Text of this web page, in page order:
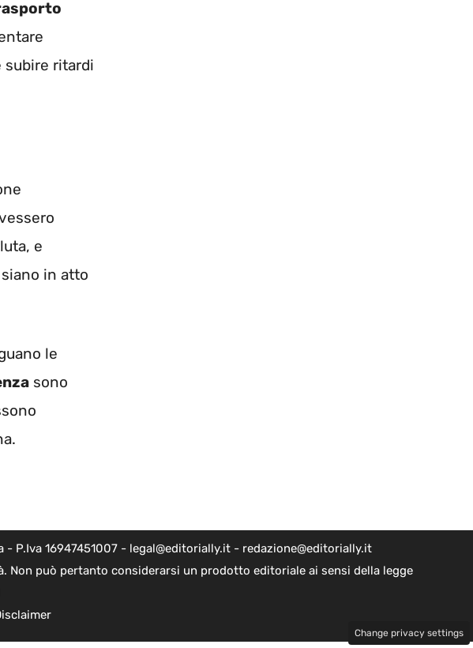
subire ritardi
e
in atto
le
sono
16947451007 - legal@editorially.it - redazione@editorially.it
può pertanto considerarsi un prodotto editoriale ai sensi della legge
Change privacy settings